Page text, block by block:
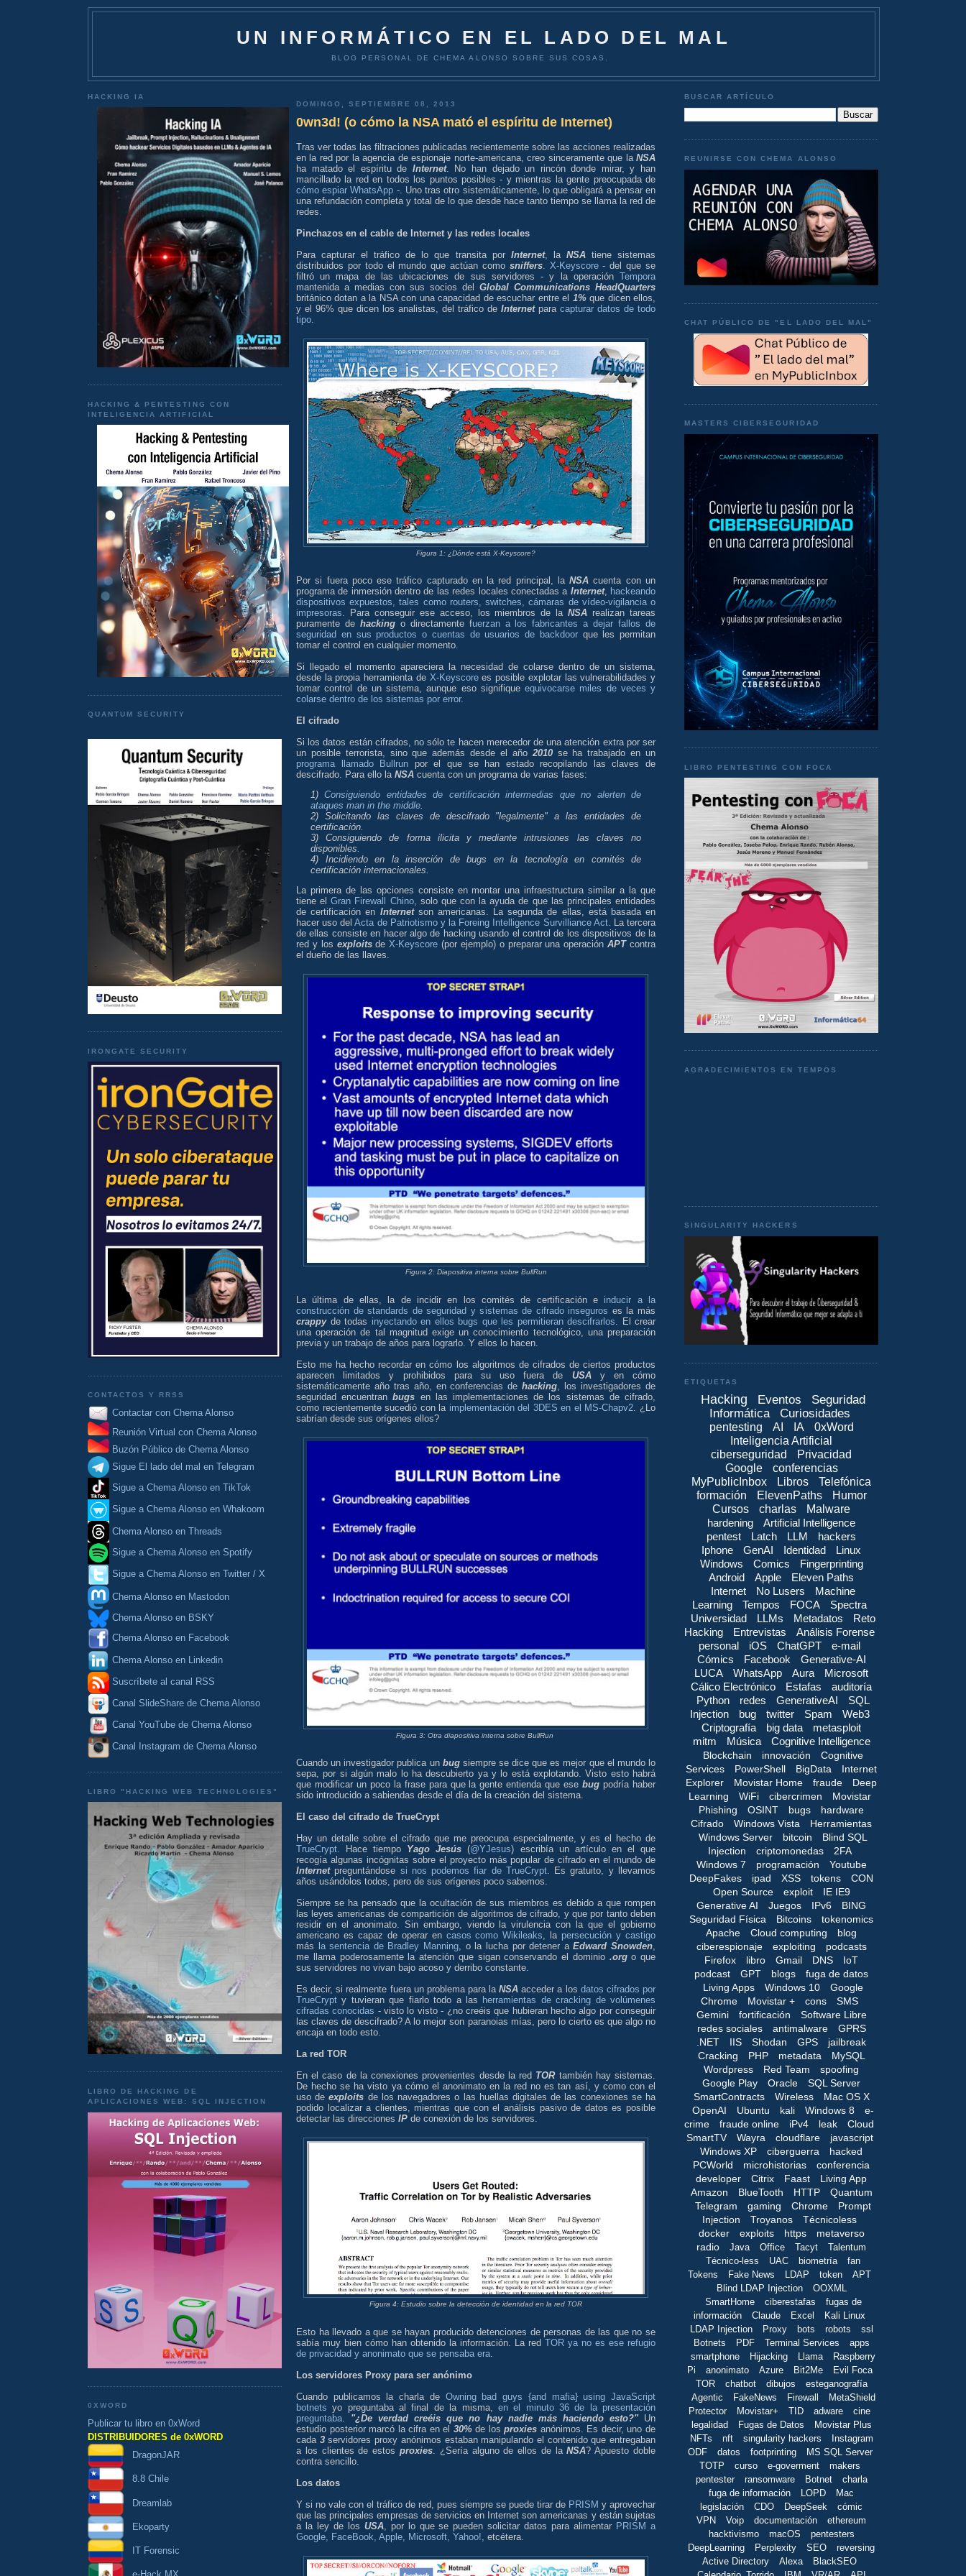
UN INFORMÁTICO EN EL LADO DEL MAL
BLOG PERSONAL DE CHEMA ALONSO SOBRE SUS COSAS.
HACKING IA
HACKING & PENTESTING CON
INTELIGENCIA ARTIFICIAL
QUANTUM SECURITY
IRONGATE SECURITY
CONTACTOS Y RRSS
Contactar con Chema Alonso
Reunión Virtual con Chema Alonso
Buzón Público de Chema Alonso
Sigue El lado del mal en Telegram
Sigue a Chema Alonso en TikTok
Sigue a Chema Alonso en Whakoom
Chema Alonso en Threads
Sigue a Chema Alonso en Spotify
Sigue a Chema Alonso en Twitter / X
Chema Alonso en Mastodon
Chema Alonso en BSKY
Chema Alonso en Facebook
Chema Alonso en Linkedin
Suscríbete al canal RSS
Canal SlideShare de Chema Alonso
Canal YouTube de Chema Alonso
Canal Instagram de Chema Alonso
LIBRO "HACKING WEB TECHNOLOGIES"
LIBRO DE HACKING DE
APLICACIONES WEB: SQL INJECTION
0XWORD
Publicar tu libro en 0xWord
DISTRIBUIDORES de 0xWORD
DragonJAR
8.8 Chile
Dreamlab
Ekoparty
IT Forensic
DOMINGO, SEPTIEMBRE 08, 2013
0wn3d! (o cómo la NSA mató el espíritu de Internet)
Tras ver todas las filtraciones publicadas recientemente sobre las acciones realizadas
en la red por la agencia de espionaje norte-americana, creo sinceramente que la NSA
ha matado el espíritu de Internet. No han dejado un rincón donde mirar, y han
mancillado la red en todos los puntos posibles - y mientras la gente preocupada de
cómo espiar WhatsApp -. Uno tras otro sistemáticamente, lo que obligará a pensar en
una refundación completa y total de lo que desde hace tanto tiempo se llama la red de
redes.
Pinchazos en el cable de Internet y las redes locales
Para capturar el tráfico de lo que transita por Internet, la NSAtiene sistemas
distribuidos por todo el mundo que actúan como sniffers. X-Keyscore- del que se
filtró un mapa de las ubicaciones de sus servidores - y la operación Tempora
mantenida a medias con sus socios del Global Communications HeadQuarters
británico dotan a la NSA con una capacidad de escuchar entre el 1%que dicen ellos,
y el 96% que dicen los analistas, del tráfico de Internetpara capturar datos de todo
tipo
Figura 1: ¿Dónde está X-Keyscore?
Por si fuera poco ese tráfico capturado en la red principal, laNSA cuenta con un
programa de inmersión dentro de las redes locales conectadas a Internet, hackeando
dispositivos expuestos, tales como routers, switches, cámaras de vídeo-vigilancia o
impresoras. Para conseguir ese acceso, los miembros de laNSA realizan tareas
puramente de hackingo directamente fuerzan a los fabricantes a dejar fallos de
seguridad en sus productos o cuentas de usuarios de backdoorque les permitan
tomar el control en cualquier momento.
Si llegado el momento apareciera la necesidad de colarse dentro de un sistema,
desde la propia herramienta de X-Keyscorees posible explotar las vulnerabilidades y
tomar control de un sistema, aunque eso signifique equivocarse miles de veces y
colarse dentro de los sistemas por error.
El cifrado
Si los datos están cifrados, no sólo te hacen merecedor de una atención extra por ser
un posible terrorista, sino que además desde el año 2010se ha trabajado en un
programa llamado Bullrun por el que se han estado recopilando las claves de
descifrado. Para ello la NSA cuenta con un programa de varias fases:
1)Consiguiendo entidades de certificación intermedias que no alerten de
ataques man in the middle.
2) Solicitando las claves de descifrado "legalmente" a las entidades de
certificación.
3) Consiguiendo de forma ilicita y mediante intrusiones las claves no
disponibles.
4) Incidiendo en la inserción de bugs en la tecnología en comités de
certificación internacionales.
La primera de las opciones consiste en montar una infraestructura similar a la que
tiene elGran Firewall Chino, solo que con la ayuda de que las principales entidades
de certificación en Internetson americanas. La segunda de ellas, está basada en
hacer uso delActa de Patriotismo y la Foreing Intelligence Survilliance Act. La tercera
de ellas consiste en hacer algo de hacking usando el control de los dispositivos de la
red y los exploitsdeX-Keyscore (por ejemplo) o preparar una operaciónAPTcontra
el dueño de las llaves.
Figura 2: Diapositiva interna sobre BullRun
La última de ellas, la de incidir en los comités de certificación e inducir a la
construcción de standards de seguridad y sistemas de cifrado inseguros es la más
crappyde todas inyectando en ellos bugs que les permitieran descifrarlos . El crear
una operación de tal magnitud exige un conocimiento tecnológico, una preparación
previa y un trabajo de años para lograrlo. Y ellos lo hacen.
Esto me ha hecho recordar en cómo los algoritmos de cifrados de ciertos productos
aparecen limitados y prohibidos para su uso fuera de USAy en cómo
sistemáticamente año tras año, en conferencias dehacking , los investigadores de
seguridad encuentranbugs en las implementaciones de los sistemas de cifrado,
como recientemente sucedió con la implementación del 3DES en el MS-Chapv2 . ¿Lo
sabrían desde sus orígenes ellos?
Figura 3: Otra diapositiva interna sobre BullRun
Cuando un investigador publica un bugsiempre se dice que es mejor que el mundo lo
sepa, por si algún malo lo ha descubierto ya y lo está explotando. Visto esto habrá
que modificar un poco la frase para que la gente entienda que esebug podría haber
sido introducido a sabiendas desde el día de la creación del sistema.
El caso del cifrado de TrueCrypt
Hay un detalle sobre el cifrado que me preocupa especialmente, y es el hecho de
TrueCrypt. Hace tiempo Yago Jesús (@YJesus) escribía un artículo en el que
recogía algunas incógnitas sobre el proyecto más popular de cifrado en el mundo de
Internetpreguntándose si nos podemos fiar de TrueCrypt. Es gratuito, y llevamos
años usándolos todos, pero de sus orígenes poco sabemos.
Siempre se ha pensado que la ocultación de sus miembros es debido a que rompen
las leyes americanas de compartición de algoritmos de cifrado, y que por tanto deben
residir en el anonimato. Sin embargo, viendo la virulencia con la que el gobierno
americano es capaz de operar en casos como Wikileaks, la persecución y castigo
más
la sentencia de Bradley Manning, o la lucha por detener aEdward Snowden,
me llama poderosamente la atención que sigan conservando el dominio .orgo que
sus servidores no vivan bajo acoso y derribo constante.
Es decir, si realmente fuera un problema para laNSA acceder a los datos cifrados por
TrueCrypt y tuvieran que fiarlo todo a las herramientas de cracking de volúmenes
cifradas conocidas - visto lo visto - ¿no creéis que hubieran hecho algo por conseguir
las claves de descifrado? A lo mejor son paranoias mías, pero lo cierto es que algo no
encaja en todo esto.
La red TOR
En el caso de la conexiones provenientes desde la red TORtambién hay sistemas.
De hecho se ha visto ya cómo el anonimato en la red no es tan así, y como con el
uso deexploits de los navegadores o las huellas digitales de las conexiones se ha
podido localizar a clientes, mientras que con el análisis pasivo de datos es posible
detectar las direcciones IP de conexión de los servidores.
Figura 4: Estudio sobre la detección de identidad en la red TOR
Esto ha llevado a que se hayan producido detenciones de personas de las que no se
sabía muy bien cómo han obtenido la información. La red TOR ya no es ese refugio
de privacidad y anonimato que se pensaba era
Los servidores Proxy para ser anónimo
Cuando publicamos la charla de Owning bad guys {and mafia} using JavaScript
botnets yo preguntaba al final de la misma, en el minuto 36 de la presentación
preguntaba
"¿De verdad creéis que no hay nadie más haciendo esto?"Un
estudio posterior marcó la cifra en el 30%de losproxies anónimos. Es decir, uno de
cada 3servidores proxy anónimos estaban manipulando el contenido que entregaban
a los clientes de estos proxies. ¿Sería alguno de ellos de laNSA? Apuesto doble
contra sencillo.
Los datos
Y si no vale con el tráfico de red, pues siempre se puede tirar de PRISM y aprovechar
que las principales empresas de servicios en Internet son americanas y están sujetas
a la ley de los USA, por lo que se pueden solicitar datos para alimentar PRISM a
Google, FaceBook, Apple, Microsoft, Yahoo! , etcétera.
BUSCAR ARTÍCULO
REUNIRSE CON CHEMA ALONSO
CHAT PÚBLICO DE "EL LADO DEL MAL"
MASTERS CIBERSEGURIDAD
LIBRO PENTESTING CON FOCA
AGRADECIMIENTOS EN TEMPOS
SINGULARITY HACKERS
ETIQUETAS
Hacking Eventos
Seguridad
Informática
Curiosidades
pentesting AI IA
0xWord
Inteligencia Artificial
ciberseguridad
Privacidad
Google
conferencias
MyPublicInbox
Libros
Telefónica
formación
ElevenPaths
Humor
Cursos
charlas
Malware
hardening
Artificial Intelligence
pentest
Latch LLM
hackers
Iphone
GenAI Identidad
Linux
Windows
Comics
Fingerprinting
Android
Apple
Eleven Paths
Internet
No Lusers
Machine
Learning
Tempos FOCA
Spectra
Universidad
LLMs Metadatos
Reto
Hacking
Entrevistas
Análisis Forense
personal
iOS ChatGPT
e-mail
Cómics
Facebook
Generative-AI
LUCA
WhatsApp Aura
Microsoft
Cálico Electrónico
Estafas
auditoría
Python
redes GenerativeAI
SQL
Injection
bug twitter Spam
Web3
Criptografía
big data
metasploit
mitm
Música Cognitive Intelligence
Blockchain innovación
Cognitive
Services
PowerShell BigData
Internet
Explorer
Movistar Home fraude
Deep
Learning
WiFi cibercrimen
Movistar
Phishing
OSINT bugs
hardware
Cifrado
Windows Vista
Herramientas
Windows Server
bitcoin
Blind SQL
Injection
criptomonedas
2FA
Windows 7
programación
Youtube
DeepFakes
ipad XSS tokens
CON
Open Source
exploit
IE IE9
Generative AI
Juegos IPv6
BING
Seguridad Física
Bitcoins
tokenomics
Apache
Cloud computing
blog
ciberespionaje
exploiting
podcasts
Firefox
libro Gmail DNS
IoT
podcast
GPT blogs
fuga de datos
Living Apps
Windows 10
Google
Chrome
Movistar + cons
SMS
Gemini
fortificación
Software Libre
redes sociales
antimalware
GPRS
.NET
IIS Shodan GPS
jailbreak
Cracking
PHP metadata
MySQL
Wordpress
Red Team
spoofing
Google Play
Oracle
SQL Server
SmartContracts
Wireless
Mac OS X
OpenAI
Ubuntu kali Windows 8
e-
crime
fraude online iPv4 leak
Cloud
SmartTV
Wayra cloudflare
javascript
Windows XP
ciberguerra
hacked
PCWorld
microhistorias
conferencia
developer
Citrix Faast
Living App
Amazon
BlueTooth HTTP
Quantum
Telegram
gaming Chrome
Prompt
Injection
Troyanos
Técnicoless
docker
exploits https
metaverso
radio
Java Office Tacyt
Talentum
Técnico-less
UAC biometría
fan
Tokens
Fake News LDAP token
APT
Blind LDAP Injection
OOXML
SmartHome
ciberestafas
fugas de
información
Claude Excel
Kali Linux
LDAP Injection
Proxy bots robots
ssl
Botnets
PDF Terminal Services
apps
smartphone
Hijacking Llama
Raspberry
Pi
anonimato Azure Bit2Me
Evil Foca
TOR
chatbot dibujos
esteganografía
Agentic
FakeNews Firewall
MetaShield
Protector
Movistar+ TID adware
cine
legalidad
Fugas de Datos
Movistar Plus
NFTs
nft singularity hackers
Instagram
ODF
datos footprinting
MS SQL Server
TOTP
curso e-goverment
makers
pentester
ransomware Botnet
charla
fuga de información
LOPD
Mac
legislación
CDO DeepSeek
cómic
VPN
Voip documentación
ethereum
hacktivismo
macOS
pentesters
DeepLearning
Perplexity SEO
reversing
Active Directory
Alexa
BlackSEO